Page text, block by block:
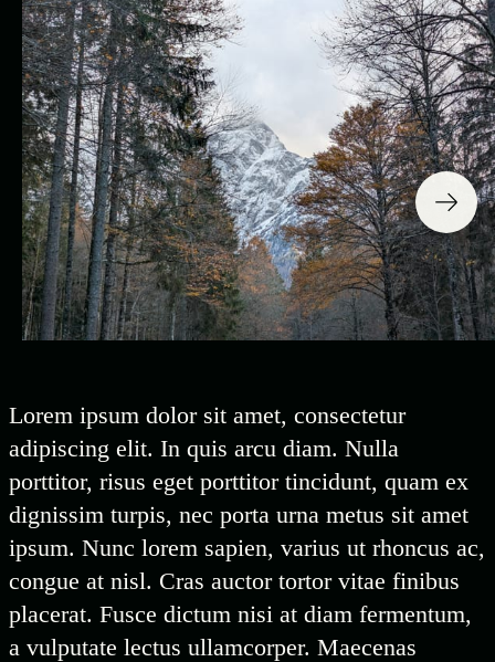
Lorem ipsum dolor sit amet, consectetur
adipiscing elit. In quis arcu diam. Nulla
porttitor, risus eget porttitor tincidunt, quam ex
dignissim turpis, nec porta urna metus sit amet
ipsum. Nunc lorem sapien, varius ut rhoncus ac,
congue at nisl. Cras auctor tortor vitae finibus
placerat. Fusce dictum nisi at diam fermentum,
a vulputate lectus ullamcorper. Maecenas